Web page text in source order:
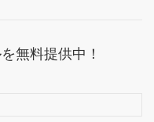
無料提供中！